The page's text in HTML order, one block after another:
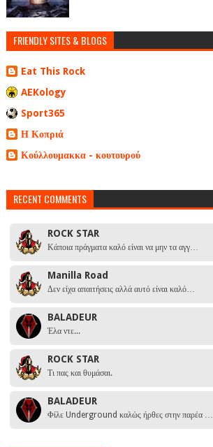
FRIENDLY SITES & BLOGS
Eat This Rock
AEKology
Sport365
Η Κοπριά
Κούλλουμακκα - κουτουρού
RECENT COMMENTS
ROCK STAR
Κάποια πράγματα καλό είναι να μην τα αγγ…
Manilla Road
Δεν είχα απαιτήσεις αλλά αυτό είναι καλό…
BALADEUR
Έλα ντε...
ROCK STAR
Τι πας και θυμάσαι.
BALADEUR
Φίλε Underground καλώς ήρθες στην παρέα …